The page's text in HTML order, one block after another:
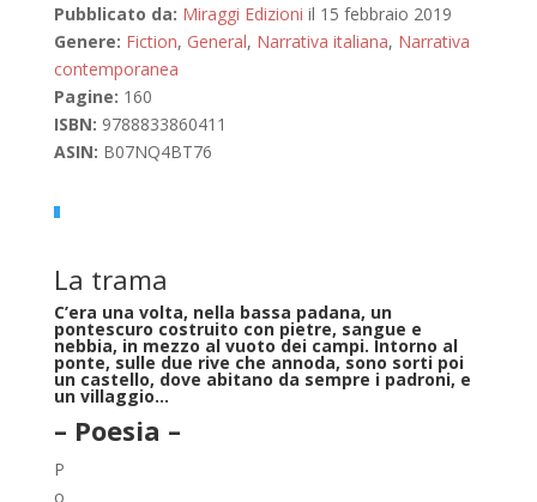
Pubblicato da: Miraggi Edizioni il 15 febbraio 2019
Genere: Fiction, General, Narrativa italiana, Narrativa
contemporanea
Pagine: 160
ISBN: 9788833860411
ASIN: B07NQ4BT76
La trama
C’era una volta, nella bassa padana, un
pontescuro costruito con pietre, sangue e
nebbia, in mezzo al vuoto dei campi. Intorno al
ponte, sulle due rive che annoda, sono sorti poi
un castello, dove abitano da sempre i padroni, e
un villaggio…
– Poesia –
P
o